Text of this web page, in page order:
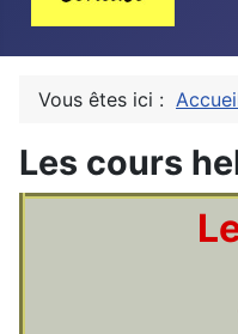
Vous êtes ici :
Les cours